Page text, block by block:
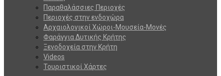
Παραθαλάσσιες Περιοχές
Περιοχές στην ενδοχώρα
Αρχαιολογικοί Χώροι-Μουσεία-Μονές
Φαράγγια Δυτικής Κρήτης
Ξενοδοχεία στην Κρήτη
Videos
Τουριστικοί Χάρτες